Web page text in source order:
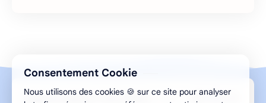
Bon à savoir
Consentement Cookie
Nous utilisons des cookies 🍪 sur ce site pour analyser